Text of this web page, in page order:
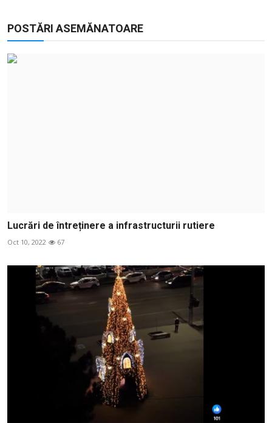
POSTĂRI ASEMĂNATOARE
Lucrări de întreținere a infrastructurii rutiere
Oct 10, 2022 67